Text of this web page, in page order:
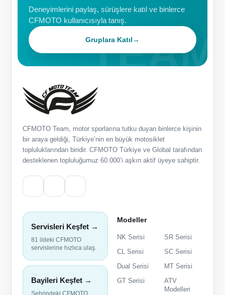
Deneyimlerini paylaş, sürüşlere katıl ve binlerce
CFMOTO kullanıcısıyla tanış.
Gruplara Katıl→
CFMOTO Team, motor sporlarına tutku duyan binlerce kişinin
bir araya geldiği, Türkiye’nin en büyük motosiklet
topluluklarından biridir. CFMOTO Türkiye ve Global tarafından
desteklenen topluluğumuz 60.000’i aşkın aktif üyeye sahiptir.
Servisleri Keşfet →
81 ildeki CFMOTO
servislerine hızlıca ulaş.
Bayileri Keşfet →
Modeller
NK Serisi
SR Serisi
CL Serisi
SC Serisi
Dual Serisi
MT Serisi
GT Serisi
ATV
Modelleri